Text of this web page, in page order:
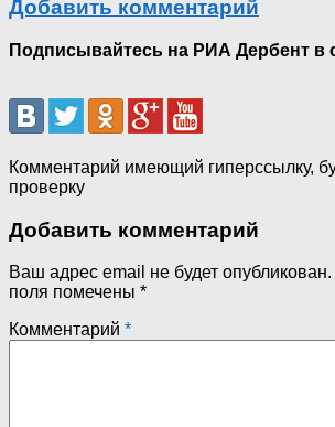
Добавить комментарий
Подписывайтесь на РИА Дербент в
Комментарий имеющий гиперссылку,
проверку
Добавить комментарий
Ваш адрес email не будет опубликован.
поля помечены *
Комментарий *